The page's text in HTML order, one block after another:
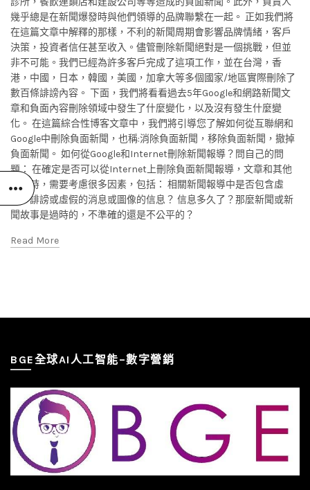
幾乎總是在新聞爆發時與他們領導的品牌聯繫在一起。 正如我們將
在這篇文章中解釋的那樣，不利的新聞周期會影響品牌情緒，客戶
決策，投資者信任甚至收入。儘管刪除新聞絕對是一個挑戰，但並
非不可能。我們已經為許多客戶完成了這項工作，並在台灣，香
港，中國，日本，韓國，美國，加拿大等多個國家/地區實際刪除了
數百條誹謗內容。 下面，我們將看看過去5年Google和網路新聞文
章和負面內容刪除領域中發生了什麼變化，以及沒有發生什麼變
化。 在這篇綜合性博客文章中，我們將引導您了解如何從互聯網和
Google中刪除負面新聞，也稱:消除負面新聞，移除負面新聞，撤掉
負面新聞。 如何從Google和Internet刪除新聞報導？問自己的問
題： 在確定是否可以從Internet上刪除負面新聞報導，文章和其他
內容時，需要考慮很多因素，包括： 相關新聞報導中是否包含虛
假，誹謗或虛假的消息或圖像的信息？ 信息多久了？那麼新聞或新
聞故事是過時的，不準確的還是不公平的？
Read More
BGE全球AI人工智能–數字營銷